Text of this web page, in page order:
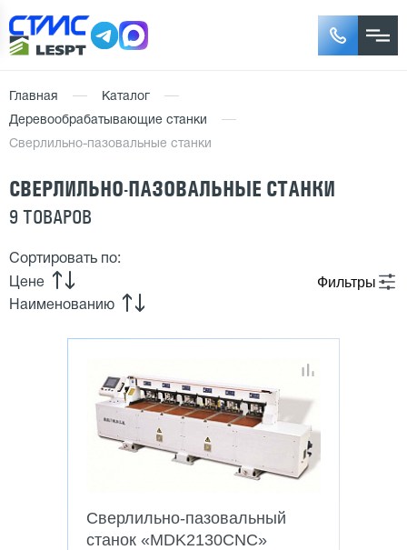
Главная
Каталог
Деревообрабатывающие станки
Cверлильно-пазовальные станки
CВЕРЛИЛЬНО-ПАЗОВАЛЬНЫЕ СТАНКИ
9 ТОВАРОВ
Фильтры
Сортировать по:
Цене
Наименованию
Сверлильно-пазовальный
станок «MDK2130CNC»